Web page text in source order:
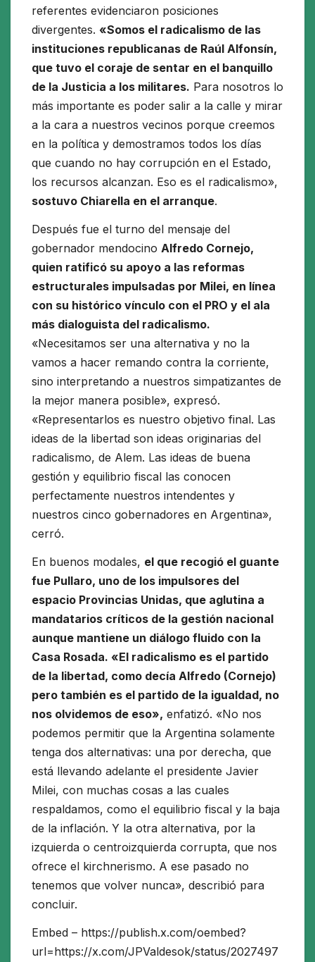
referentes evidenciaron posiciones
divergentes. «Somos el radicalismo de las
instituciones republicanas de Raúl Alfonsín,
que tuvo el coraje de sentar en el banquillo
de la Justicia a los militares. Para nosotros lo
más importante es poder salir a la calle y mirar
a la cara a nuestros vecinos porque creemos
en la política y demostramos todos los días
que cuando no hay corrupción en el Estado,
los recursos alcanzan. Eso es el radicalismo»,
sostuvo Chiarella en el arranque.
Después fue el turno del mensaje del
gobernador mendocino Alfredo Cornejo,
quien ratificó su apoyo a las reformas
estructurales impulsadas por Milei, en línea
con su histórico vínculo con el PRO y el ala
más dialoguista del radicalismo.
«Necesitamos ser una alternativa y no la
vamos a hacer remando contra la corriente,
sino interpretando a nuestros simpatizantes de
la mejor manera posible», expresó.
«Representarlos es nuestro objetivo final. Las
ideas de la libertad son ideas originarias del
radicalismo, de Alem. Las ideas de buena
gestión y equilibrio fiscal las conocen
perfectamente nuestros intendentes y
nuestros cinco gobernadores en Argentina»,
cerró.
En buenos modales, el que recogió el guante
fue Pullaro, uno de los impulsores del
espacio Provincias Unidas, que aglutina a
mandatarios críticos de la gestión nacional
aunque mantiene un diálogo fluido con la
Casa Rosada. «El radicalismo es el partido
de la libertad, como decía Alfredo (Cornejo)
pero también es el partido de la igualdad, no
nos olvidemos de eso», enfatizó. «No nos
podemos permitir que la Argentina solamente
tenga dos alternativas: una por derecha, que
está llevando adelante el presidente Javier
Milei, con muchas cosas a las cuales
respaldamos, como el equilibrio fiscal y la baja
de la inflación. Y la otra alternativa, por la
izquierda o centroizquierda corrupta, que nos
ofrece el kirchnerismo. A ese pasado no
tenemos que volver nunca», describió para
concluir.
Embed – https://publish.x.com/oembed?
url=https://x.com/JPValdesok/status/2027497